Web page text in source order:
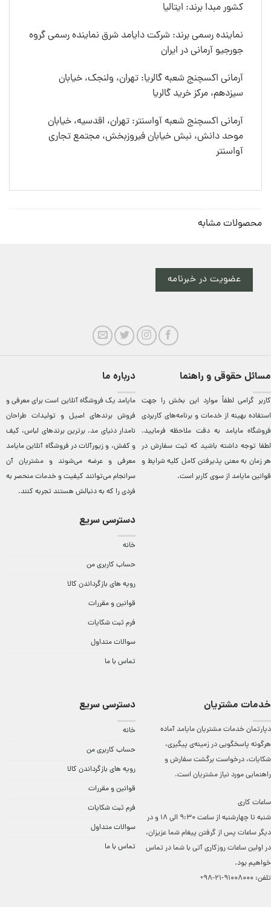
کشور مبدا برند: ایتالیا
نماینده رسمی برند: شرکت دایامد شرق نماینده رسمی گروه
جورجیو آرمانی در ایران
آرمانی اکسچنج شعبه گالریا: تهران، ولنجک، خیابان
سیزدهم، مرکز خرید گالریا
آرمانی اکسچنج شعبه آواسنتر: تهران، اقدسیه، خیابان
موحد دانش، نبش خیابان فیروزبخش، مجتمع تجاری
آواسنتر
محصولات مشابه
عضویت در خبرنامه
مسائل حقوقی و راهنما
کاربر گرامی لطفاً موارد این بخش را جهت
استفاده بهینه از خدمات و برنامه‌‏های کاربردی
فروشگاه مایامد به دقت ملاحظه فرمایید.
لطفا توجه داشته باشید که ثبت سفارش در
هر زمان به معنی پذیرفتن کامل کلیهشرایط و
قوانین مایامداز سوی کاربر است.
درباره ما
مایامد يک فروشگاه آنلاين است برای معرفی و
فروش برندهای اصيل و توليدات طراحان
نامدار دنيای مد. برترين‌ برندهای لباس، کيف
و کفش، و زيورآلات در فروشگاه آنلاين مایامد
معرفی و عرضه می‌شوند و مشتريان آن
سرانجام می‌توانند کيفيت و خدمات منحصر به
فردی را که به دنبالش هستند تجربه کنند.
دسترسی سریع
خانه
حساب کاربری من
رویه های بازگرداندن کالا
قوانین و مقررات
فرم ثبت شکایات
سوالات متداول
تماس با ما
خدمات مشتریان
دپارتمان خدمات مشتریان مایامد آماده
هرگونه پاسخگویی در زمینه‌ی پیگیری،
شکایات، درخواست برگشت سفارش و
راهنمایی مورد نیاز مشتریان است.
ساعات کاری
شنبه تا چهارشنبه از ساعت 9:30 الی 18 و در
دیگر ساعات ‌پس از گرفتن پیغام شما عزیزان،
در اولین ساعات روزکاری آتی با شما در تماس
خواهیم بود.
تلفن: 91008000-21-98+
دسترسی سریع
خانه
حساب کاربری من
رویه های بازگرداندن کالا
قوانین و مقررات
فرم ثبت شکایات
سوالات متداول
تماس با ما